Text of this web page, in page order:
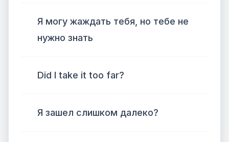
Я могу жаждать тебя, но тебе не
нужно знать
Did I take it too far?
Я зашел слишком далеко?